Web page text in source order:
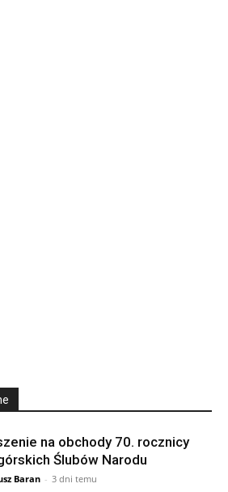
na obchody 70. rocznicy
Ślubów Narodu
Baran - 3 dni temu